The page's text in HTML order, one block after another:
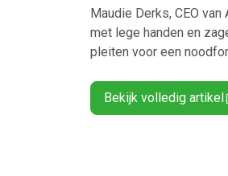
Maudie Derks, CEO
met lege handen en
pleiten voor een
Bekijk volledig artikel